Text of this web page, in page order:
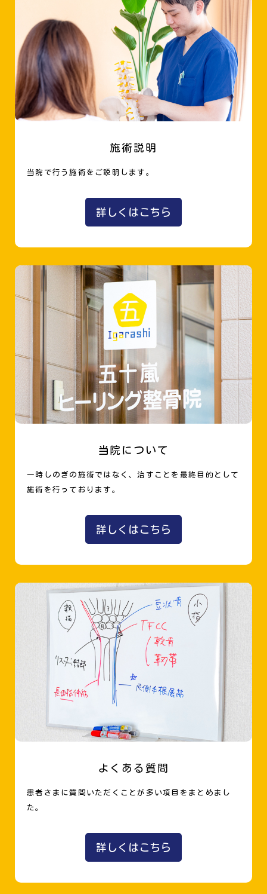
施術説明
当院で行う施術をご説明します。
詳しくはこちら
当院について
一時しのぎの施術ではなく、治すことを最終目的として
施術を行っております。
詳しくはこちら
よくある質問
患者さまに質問いただくことが多い項目をまとめまし
た。
詳しくはこちら